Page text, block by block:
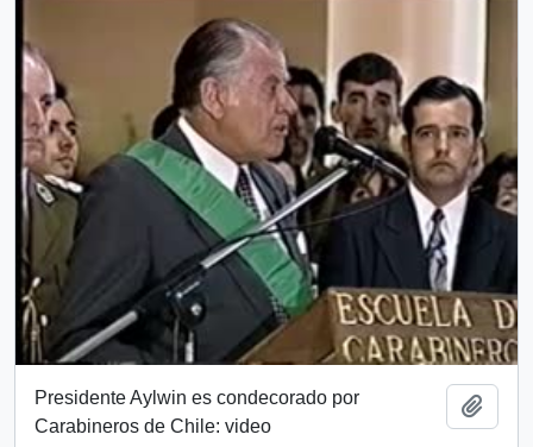
Presidente Aylwin es condecorado por
Carabineros de Chile: video